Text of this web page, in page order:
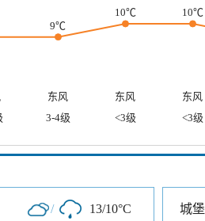
9℃
10℃ 10℃
东风 东风
东风
3-4级 <3级 <3级
/ 13/10°C 城